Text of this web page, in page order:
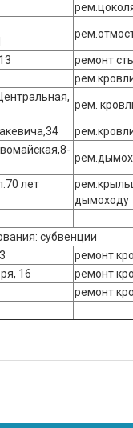
ремонт
рем.
лет
дымоходу
субвенции
ремонт
16 ремонт
ремонт